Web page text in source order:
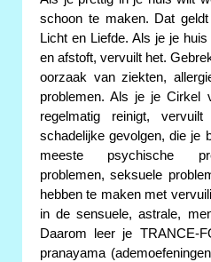
schoon te maken. Dat
Licht en Liefde. Als je je
en afstoft, vervuilt het.
oorzaak van ziekten,
problemen. Als je je Cirkel
regelmatig reinigt,
schadelijke gevolgen, die je
meeste psychische
problemen, seksuele
hebben te maken met
in de sensuele, astrale,
Daarom leer je TRANCE-
pranayama